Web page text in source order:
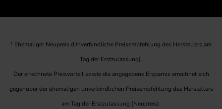
1 Ehemaliger Neupreis (Unverbindliche Preisempfehlung des Herstellers am
Tag der Erstzulassung).
Der errechnete Preisvorteil sowie die angegebene Ersparnis errechnet sich
gegenüber der ehemaligen unverbindlichen Preisempfehlung des Herstellers
am Tag der Erstzulassung (Neupreis).